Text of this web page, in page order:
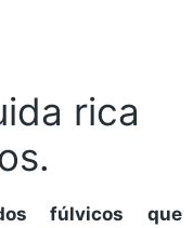
rica
fúlvicos que